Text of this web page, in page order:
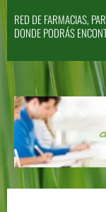
RED DE FARMACIAS,
DONDE PODRÁS